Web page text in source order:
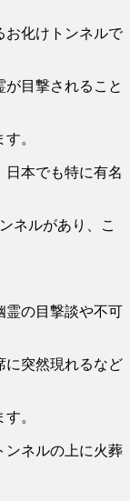
お化けトンネルで
が目撃される こと
。
日本でも特に有名
ネルがあり、こ
霊の目撃談や不可
に突然現れるなど
。
ンネルの上に火葬